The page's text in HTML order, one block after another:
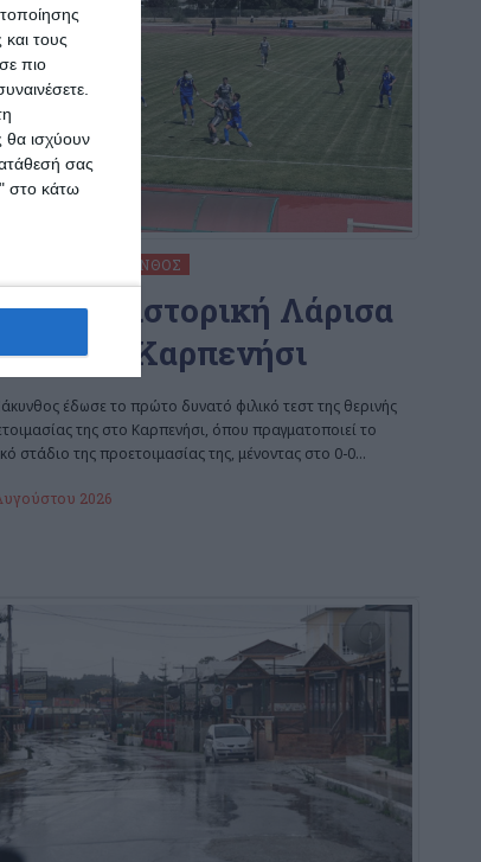
τους
πιο
θα ισχύουν
σας
στο κάτω
ΖΆΚΥΝΘΟΣ
με την ιστορική Λάρισα
στο Καρπενήσι
έδωσε το πρώτο δυνατό φιλικό τεστ της θερινής
της στο Καρπενήσι, όπου πραγματοποιεί το
στάδιο της προετοιμασίας της, μένοντας στο 0-0…
2026